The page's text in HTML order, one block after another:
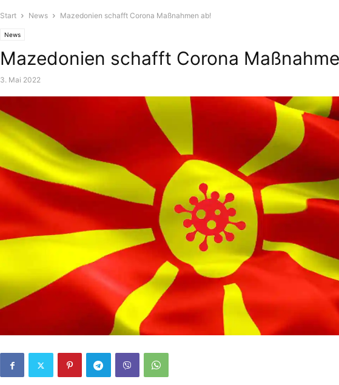
Start News Mazedonien schafft Corona Maßnahmen ab!
News
Mazedonien schafft Corona
3. Mai 2022